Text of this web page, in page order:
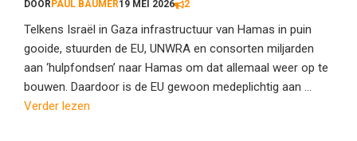
DOOR PAUL BÄUMER19 MEI 2026 2
Telkens Israël in Gaza infrastructuur van Hamas in puin
gooide, stuurden de EU, UNWRA en consorten miljarden
aan ‘hulpfondsen’ naar Hamas om dat allemaal weer op te
bouwen. Daardoor is de EU gewoon medeplichtig aan ...
Verder lezen